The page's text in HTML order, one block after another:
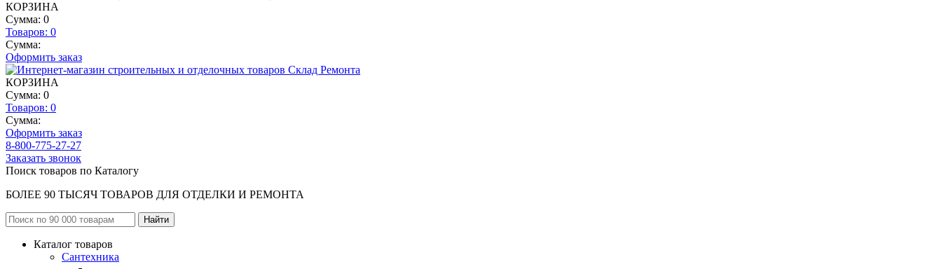
КОРЗИНА
Сумма: 0
Товаров: 0
Сумма:
Оформить заказ
КОРЗИНА
Сумма: 0
Товаров: 0
Сумма:
Оформить заказ
8-800-775-27-27
Заказать звонок
Поиск товаров по Каталогу
БОЛЕЕ 90 ТЫСЯЧ ТОВАРОВ ДЛЯ ОТДЕЛКИ И РЕМОНТА
Каталог товаров
Сантехника